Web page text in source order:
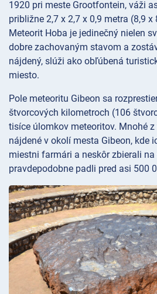
1920 pri meste Grootfontein, váži
približne 2,7 x 2,7 x 0,9 metra (8,9 x
Meteorit Hoba je jedinečný nielen
dobre zachovaným stavom a
nájdený, slúži ako obľúbená
miesto.
Pole meteoritu Gibeon sa
štvorcových kilometroch (106
tisíce úlomkov meteoritov. Mnohé
nájdené v okolí mesta Gibeon, kde
miestni farmári a neskôr zbierali
pravdepodobne padli pred asi 500